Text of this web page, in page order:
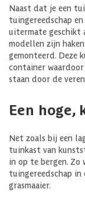
Naast dat je een
tuingereedschap
uitermate geschikt
modellen zijn
gemonteerd. Deze
container
staan door de
Een
Net zoals bij een
tuinkast van
in op te bergen. Zo
tuingereedschap in
grasmaaier.